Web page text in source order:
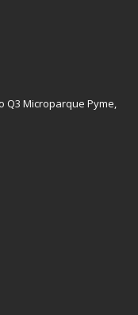
Q3 Microparque Pyme,